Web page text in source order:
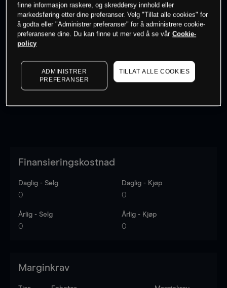
Søk om konto
Kursene er veiledende. to see latest market data
Finansieringskostnad
Daglig - Selg
0
Daglig - Kjøp
0
Årlig - Selg
0
Årlig - Kjøp
0
Marginkrav
finne informasjon raskere, og skreddersy innhold eller
markedsføring etter dine preferanser. Velg "Tillat alle cookies" for
å godta eller "Administrer preferanser" for å administrere cookie-
preferansene dine. Du kan finne ut mer ved å se vår Cookie-
policy
ADMINISTRER
PREFERANSER
TILLAT ALLE COOKIES